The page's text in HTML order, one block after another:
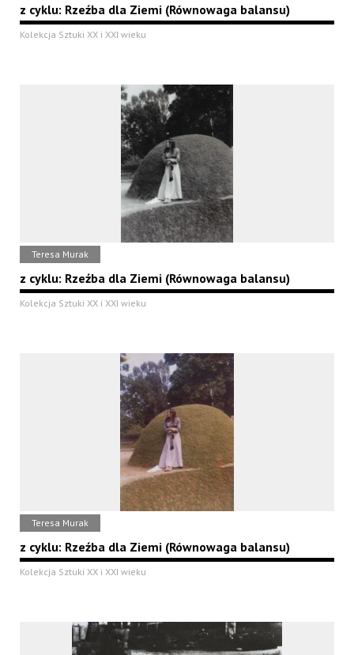
z cyklu: Rzeźba dla Ziemi (Równowaga balansu)
Kolekcja Sztuki XX i XXI wieku
Teresa Murak
z cyklu: Rzeźba dla Ziemi (Równowaga balansu)
Kolekcja Sztuki XX i XXI wieku
Teresa Murak
z cyklu: Rzeźba dla Ziemi (Równowaga balansu)
Kolekcja Sztuki XX i XXI wieku